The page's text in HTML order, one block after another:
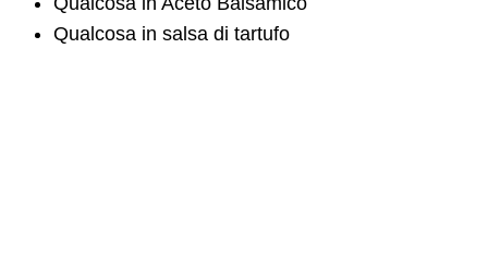
Qualcosa in salsa di tartufo